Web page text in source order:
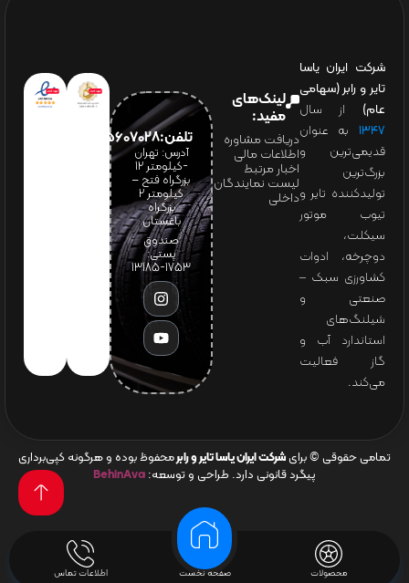
محصولات صفحه نخست اطلاعات تماس
شرکت ایران یاسا
تایر و رابر (سهامی
عام) از سال
۱۳۴۷ به عنوان
قدیمی‌ترین و
بزرگ‌ترین
تولیدکننده تایر و
تیوب موتور
سیکلت،
دوچرخه، ادوات
کشاورزی سبک –
صنعتی و
شیلنگ‌های
استاندارد آب و
گاز فعالیت
می‌کند.
لینک‌های
مفید:
دریافت مشاوره
اطلاعات مالی
اخبار مرتبط
لیست نمایندگان
داخلی
تلفن:65607028(021)
آدرس: تهران
-کیلومتر 12
بزرگراه فتح –
کیلومتر ۲
بزرگراه
باغستان
صندوق
پستی:
1753-13185
تمامی حقوقی © برای شرکت ایران یاسا تایر و رابرمحفوظ بوده و هرگونه کپی‌برداری
پیگرد قانونی دارد. طراحی و توسعه: BehinAva